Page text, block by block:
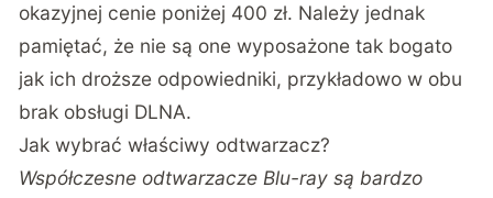
okazyjnej cenie poniżej 400 zł. Należy jednak
pamiętać, że nie są one wyposażone tak bogato
jak ich droższe odpowiedniki, przykładowo w obu
brak obsługi DLNA.
Jak wybrać właściwy odtwarzacz?
Współczesne odtwarzacze Blu-ray są bardzo